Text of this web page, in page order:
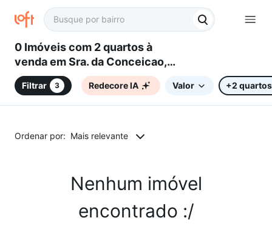
0 Imóveis com 2 quartos à
venda em Sra. da Conceicao,
Contagem, MG
Filtrar 3 Redecore IA Valor +2 quartos
Ordenar por: Mais relevante
Nenhum imóvel
encontrado :/